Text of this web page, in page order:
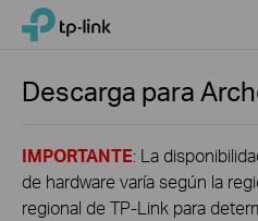
Click
navigation
TP-Link, Reliably Smart
Descarga para
IMPORTANTE: La
de hardware varía según la
regional de TP-Link para